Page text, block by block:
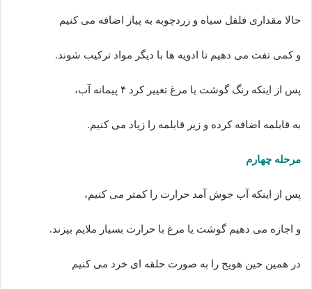
حالا مقداری فلفل سیاه و زردچوبه به پیاز اضافه می کنیم
و کمی تفت می دهیم تا ادویه ها با دیگر مواد ترکیب شوند.
پس از اینکه رنگ گوشت یا مرغ تغییر کرد ۴ پیمانه آب،
به قابلمه اضافه کرده و زیر قابلمه را زیاد می کنیم.
مرحله چهارم
پس از اینکه آب جوش آمد حرارت را کمتر می کنیم،
و اجازه می دهیم گوشت یا مرغ با حرارت بسیار ملایم بپزند.
در همین حین هویج را به صورت حلقه ای خرد می کنیم